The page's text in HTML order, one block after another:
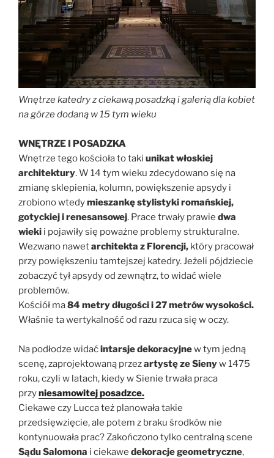
Wnętrze katedry z ciekawą posadzką igalerią dla kobiet
na górzedodaną w 15 tym wieku
WNĘTRZE I POSADZKA
Wnętrze tego kościoła to taki unikat włoskiej
architektury. W 14 tym wieku zdecydowano się na
zmianę sklepienia, kolumn, powiększenie apsydy i
zrobiono wtedymieszankę stylistyki romańskiej,
gotyckiej i renesansowej. Prace trwały prawie dwa
wieki i pojawiły się poważne problemy strukturalne.
Wezwano nawetarchitekta z Florencji, który pracował
przy powiększeniu tamtejszej katedry. Jeżeli pójdziecie
zobaczyć tył apsydy od zewnątrz, to widać wiele
problemów.
Kościół ma84 metry długości i 27 metrów wysokości.
Właśnie ta wertykalność od razu rzuca się w oczy.
Na podłodze widaćintarsje dekoracyjnew tym jedną
scenę, zaprojektowaną przezartystę ze Sienyw 1475
roku, czyli w latach, kiedy w Sienie trwała praca
przyniesamowitej posadzce.
Ciekawe czy Lucca też planowała takie
przedsięwzięcie, ale potem z braku środków nie
kontynuowała prac? Zakończono tylko centralną scene
Sądu Salomona i ciekawe dekoracje geometryczne,